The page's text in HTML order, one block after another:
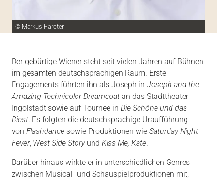
© Markus Hareter
Der gebürtige Wiener steht seit vielen Jahren auf Bühnen
im gesamten deutschsprachigen Raum. Erste
Engagements führten ihn als Joseph in Joseph and the
Amazing Technicolor Dreamcoat an das Stadttheater
Ingolstadt sowie auf Tournee in Die Schöne und das
Biest. Es folgten die deutschsprachige Uraufführung
von Flashdance sowie Produktionen wie Saturday Night
Fever, West Side Storyund Kiss Me, Kate.
Darüber hinaus wirkte er in unterschiedlichen Genres
zwischen Musical- und Schauspielproduktionen mit,